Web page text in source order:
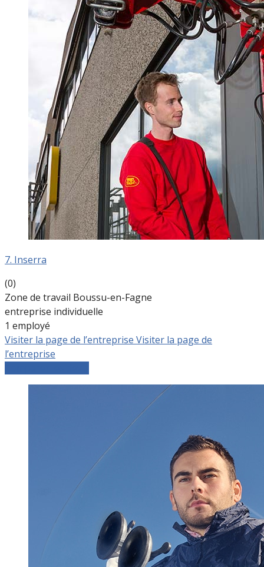
7. Inserra
(0)
Zone de travail Boussu-en-Fagne
entreprise individuelle
1 employé
Visiter la page de l’entreprise Visiter la page de
l’entreprise